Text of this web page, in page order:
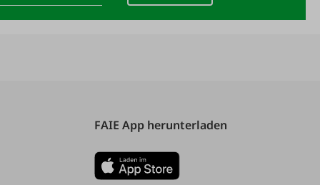
FAIE App herunterladen